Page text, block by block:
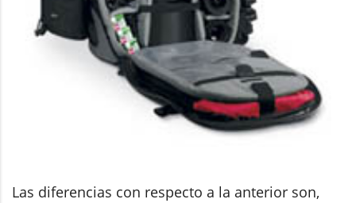
Las diferencias con respecto a la anterior son,